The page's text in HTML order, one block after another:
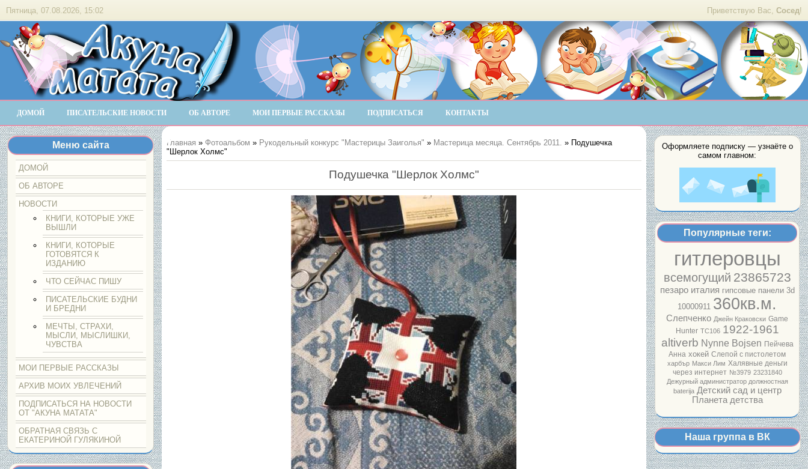
Приветствую Вас, Сосед!
Пятница, 07.08.2026, 15:02
ДОМОЙ ПИСАТЕЛЬСКИЕ НОВОСТИ ОБ АВТОРЕ МОИ ПЕРВЫЕ РАССКАЗЫ ПОДПИСАТЬСЯ КОНТАКТЫ
Меню сайта
ДОМОЙ
ОБ АВТОРЕ
НОВОСТИ
КНИГИ, КОТОРЫЕ УЖЕ
ВЫШЛИ
КНИГИ, КОТОРЫЕ
ГОТОВЯТСЯ К
ИЗДАНИЮ
ЧТО СЕЙЧАС ПИШУ
ПИСАТЕЛЬСКИЕ БУДНИ
И БРЕДНИ
МЕЧТЫ, СТРАХИ,
МЫСЛИ, МЫСЛИШКИ,
ЧУВСТВА
МОИ ПЕРВЫЕ РАССКАЗЫ
АРХИВ МОИХ УВЛЕЧЕНИЙ
ПОДПИСАТЬСЯ НА НОВОСТИ
ОТ "АКУНА МАТАТА"
ОБРАТНАЯ СВЯЗЬ С
ЕКАТЕРИНОЙ ГУЛЯКИНОЙ
Оформляете подписку — узнаёте о
самом главном:
Популярные теги:
гитлеровцы
всемогущий 23865723
пезаро италия гипсовые панели 3d
10000911 360кв.м.
Слепченко Джейн Краковски Game
Hunter ТС106 1922-1961
altiverb Nynne Bojsen Пейчева
Анна хокей Слепой с пистолетом
харбър Макси Лим Халявные деньги
через интернет №3979 23231840
Дежурный администратор должностная
baterija Детский сад и центр
Планета детства
Наша группа в ВК
Главная » Фотоальбом » Рукодельный конкурс "Мастерицы Заиголья" » Мастерица месяца. Сентябрь 2011. » Подушечка
"Шерлок Холмс"
Подушечка "Шерлок Холмс"